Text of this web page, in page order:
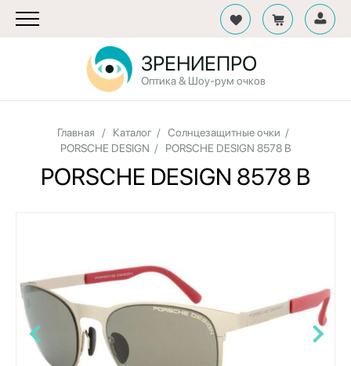
ЗРЕНИЕПРО
Оптика & Шоу-рум очков
Главная / Каталог / Солнцезащитные очки /
PORSCHE DESIGN / PORSCHE DESIGN 8578 B
PORSCHE DESIGN 8578 B